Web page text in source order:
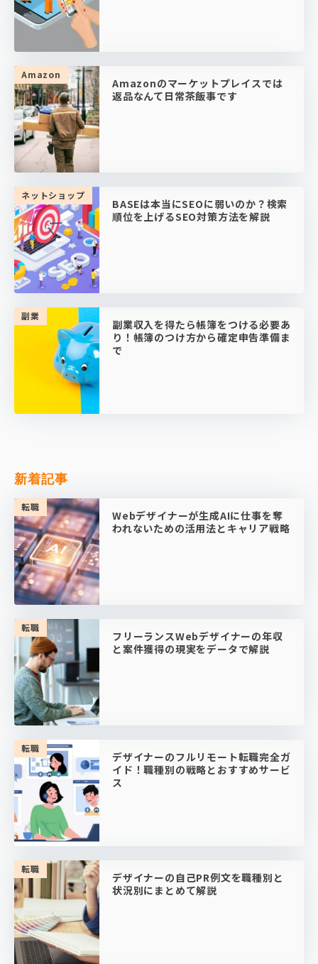
Amazon
Amazonのマーケットプレイスでは
返品なんて日常茶飯事です
ネットショップ
BASEは本当にSEOに弱いのか？検索
順位を上げるSEO対策方法を解説
副業
副業収入を得たら帳簿をつける必要あ
り！帳簿のつけ方から確定申告準備ま
で
新着記事
転職
Webデザイナーが生成AIに仕事を奪
われないための活用法とキャリア戦略
転職
フリーランスWebデザイナーの年収
と案件獲得の現実をデータで解説
転職
デザイナーのフルリモート転職完全ガ
イド！職種別の戦略とおすすめサービ
ス
転職
デザイナーの自己PR例文を職種別と
状況別にまとめて解説